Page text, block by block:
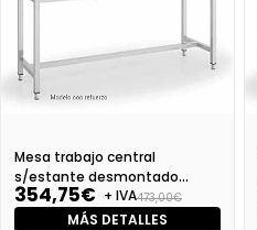
Mesa trabajo central
s/estante desmontado
Dim:1000X700X850
354,75€ + IVA473,00€
MÁS DETALLES